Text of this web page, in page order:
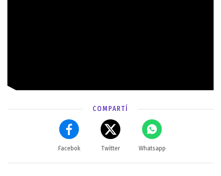
COMPARTÍ
Facebok Twitter Whatsapp